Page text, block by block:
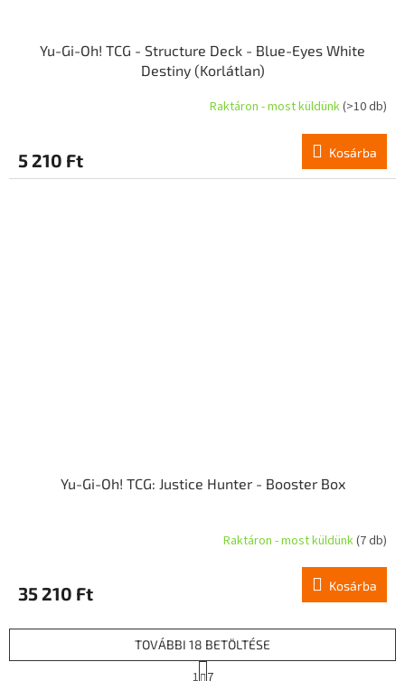
Yu-Gi-Oh! TCG - Structure Deck - Blue-Eyes White
Destiny (Korlátlan)
Raktáron - most küldünk(>10 db)
5 210 Ft Kosárba
Yu-Gi-Oh! TCG: Justice Hunter - Booster Box
Raktáron - most küldünk(7 db)
35 210 Ft Kosárba
TOVÁBBI 18 BETÖLTÉSE
1 7